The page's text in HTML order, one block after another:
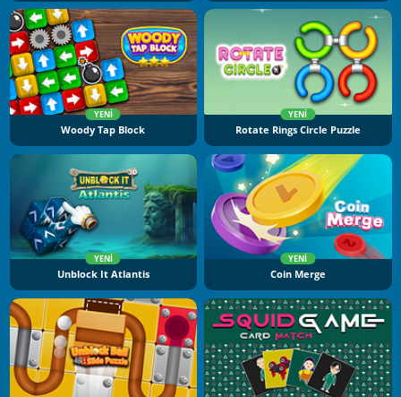
YENI
Woody Tap Block
YENI
Rotate Rings Circle Puzzle
YENI
Unblock It Atlantis
YENI
Coin Merge